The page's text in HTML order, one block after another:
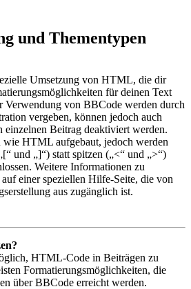
und Thementypen
Umsetzung von HTML, die dir
für deinen Text
Verwendung von BBCode werden durch
vergeben, können jedoch auch
einzelnen Beitrag deaktiviert werden.
HTML aufgebaut, jedoch werden
und „]“) statt spitzen („<“ und „>“)
Weitere Informationen zu
einer speziellen Hilfe-Seite, die von
aus zugänglich ist.
HTML-Code in Beiträgen zu
Formatierungsmöglichkeiten, die
über BBCode erreicht werden.